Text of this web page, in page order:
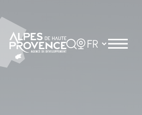
Rechercher
Choisir la langue